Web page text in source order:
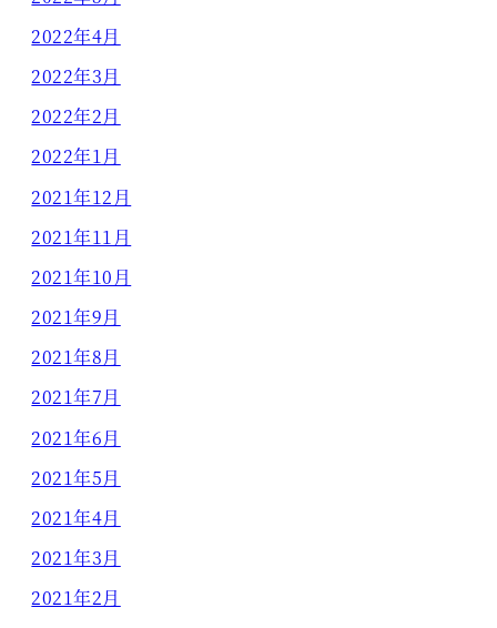
2022年4月
2022年3月
2022年2月
2022年1月
2021年12月
2021年11月
2021年10月
2021年9月
2021年8月
2021年7月
2021年6月
2021年5月
2021年4月
2021年3月
2021年2月